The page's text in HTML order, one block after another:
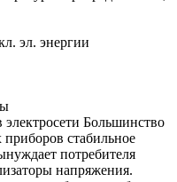
эл. энергии
Большинство
приборов стабильное
потребителя
напряжения.